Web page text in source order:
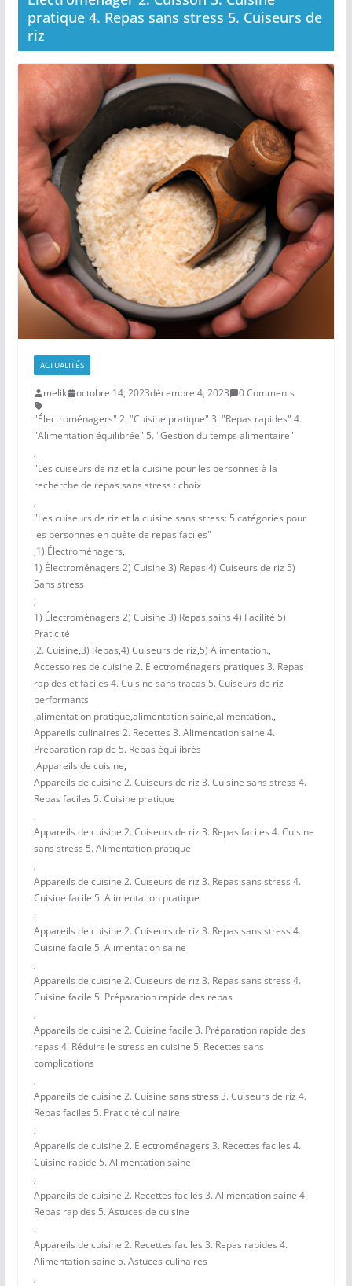
pratique 4. Repas sans stress 5. Cuiseurs de
riz
ACTUALITÉS
melik octobre 14, 2023décembre 4, 2023
0 Comments
"Électroménagers" 2. "Cuisine pratique" 3. "Repas rapides" 4.
"Alimentation équilibrée" 5. "Gestion du temps alimentaire"
,
"Les cuiseurs de riz et la cuisine pour les personnes à la
recherche de repas sans stress : choix
,
"Les cuiseurs de riz et la cuisine sans stress: 5 catégories pour
les personnes en quête de repas faciles"
,1) Électroménagers,
1) Électroménagers 2) Cuisine 3) Repas 4) Cuiseurs de riz 5)
Sans stress
,
1) Électroménagers 2) Cuisine 3) Repas sains 4) Facilité 5)
Praticité
,2. Cuisine,3) Repas,4) Cuiseurs de riz,5) Alimentation.,
Accessoires de cuisine 2. Électroménagers pratiques 3. Repas
rapides et faciles 4. Cuisine sans tracas 5. Cuiseurs de riz
performants
,alimentation pratique,alimentation saine,alimentation.,
Appareils culinaires 2. Recettes 3. Alimentation saine 4.
Préparation rapide 5. Repas équilibrés
,Appareils de cuisine,
Appareils de cuisine 2. Cuiseurs de riz 3. Cuisine sans stress 4.
Repas faciles 5. Cuisine pratique
,
Appareils de cuisine 2. Cuiseurs de riz 3. Repas faciles 4. Cuisine
sans stress 5. Alimentation pratique
,
Appareils de cuisine 2. Cuiseurs de riz 3. Repas sans stress 4.
Cuisine facile 5. Alimentation pratique
,
Appareils de cuisine 2. Cuiseurs de riz 3. Repas sans stress 4.
Cuisine facile 5. Alimentation saine
,
Appareils de cuisine 2. Cuiseurs de riz 3. Repas sans stress 4.
Cuisine facile 5. Préparation rapide des repas
,
Appareils de cuisine 2. Cuisine facile 3. Préparation rapide des
repas 4. Réduire le stress en cuisine 5. Recettes sans
complications
,
Appareils de cuisine 2. Cuisine sans stress 3. Cuiseurs de riz 4.
Repas faciles 5. Praticité culinaire
,
Appareils de cuisine 2. Électroménagers 3. Recettes faciles 4.
Cuisine rapide 5. Alimentation saine
,
Appareils de cuisine 2. Recettes faciles 3. Alimentation saine 4.
Repas rapides 5. Astuces de cuisine
,
Appareils de cuisine 2. Recettes faciles 3. Repas rapides 4.
Alimentation saine 5. Astuces culinaires
,